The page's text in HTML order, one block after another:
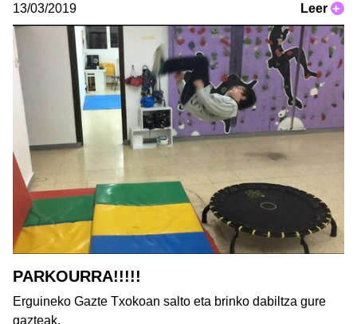
13/03/2019 Leer +
PARKOURRA!!!!!
Erguineko Gazte Txokoan salto eta brinko dabiltza gure
gazteak.